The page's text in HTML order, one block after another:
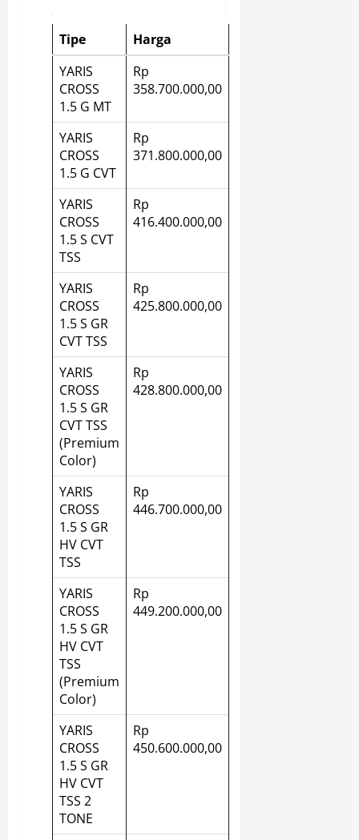
Tipe
Harga
YARIS
CROSS
1.5 G MT
Rp
358.700.000,00
YARIS
CROSS
1.5 G CVT
Rp
371.800.000,00
YARIS
CROSS
1.5 S CVT
TSS
Rp
416.400.000,00
YARIS
CROSS
1.5 S GR
CVT TSS
Rp
425.800.000,00
YARIS
CROSS
1.5 S GR
CVT TSS
(Premium
Color)
Rp
428.800.000,00
YARIS
CROSS
1.5 S GR
HV CVT
TSS
Rp
446.700.000,00
YARIS
CROSS
1.5 S GR
HV CVT
TSS
(Premium
Color)
Rp
449.200.000,00
YARIS
CROSS
1.5 S GR
HV CVT
TSS 2
TONE
Rp
450.600.000,00